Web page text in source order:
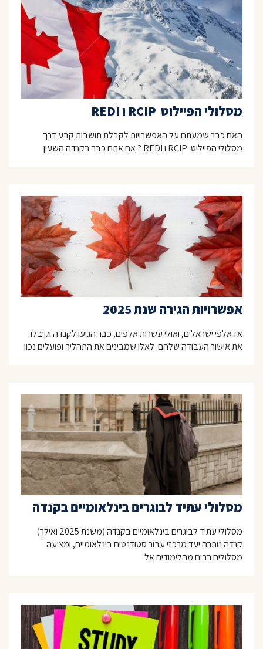
מסלולי הפיילוט RCIP ו REDI
האם כבר שמעתם על האפשרויות לקבלת תושבות קבע דרך
מסלולי הפיילוט RCIP ו REDI ? אם אתם כבר בקנדה השעון
אפשרויות הגירה שנת 2025
אז אלפי ישראלים, ואולי עשרות אלפים, כבר הגיעו לקנדה וקיבלו
את אישור העבודה שלהם. לאלו שמבינים את התהליך ופועלים נכון
מסלולי עתיד לבוגרים בינלאומיים בקנדה
מסלולי עתיד לבוגרים בינלאומיים בקנדה (משנת 2025 ואילך)
קנדה נותרה יעד מרכזי עבור סטודנטים בינלאומיים, ומציעה
מסלולים רבים מהלימודים אל